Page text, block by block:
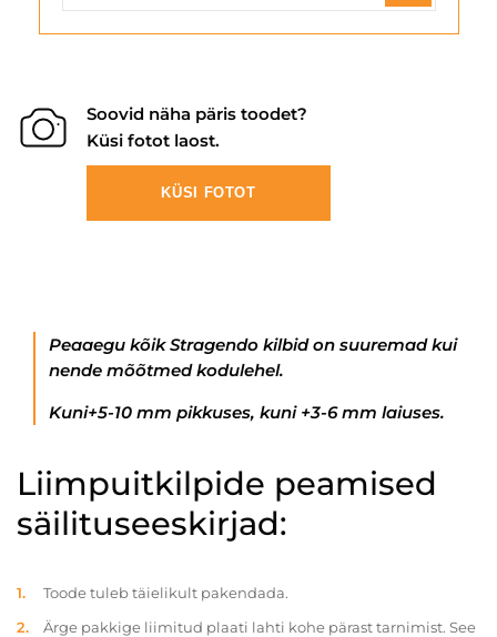
Soovid näha päris toodet?
Küsi fotot laost.
KÜSI FOTOT
Peaaegu kõik Stragendo kilbid on suuremad kui
nende mõõtmed kodulehel.
Kuni+5-10 mm pikkuses, kuni +3-6 mm laiuses.
Liimpuitkilpide peamised
säilituseeskirjad:
Toode tuleb täielikult pakendada.
Ärge pakkige liimitud plaati lahti kohe pärast tarnimist. See